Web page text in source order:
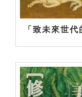
「致未來世